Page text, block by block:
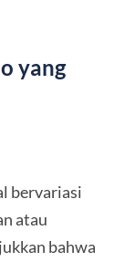
yang
bervariasi
atau
bahwa